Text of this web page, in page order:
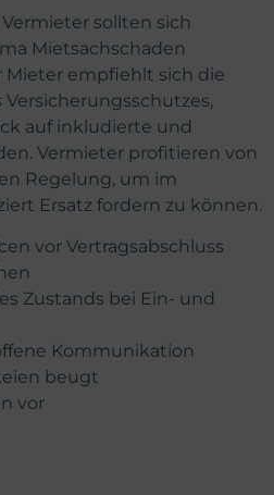
sollten sich
Mietsachschaden
Mieter empfiehlt sich die
auf inkludierte und
Vermieter profitieren von
Regelung, um im
Ersatz fordern zu können.
vor Vertragsabschluss
Zustands bei Ein- und
Kommunikation
beugt
vor